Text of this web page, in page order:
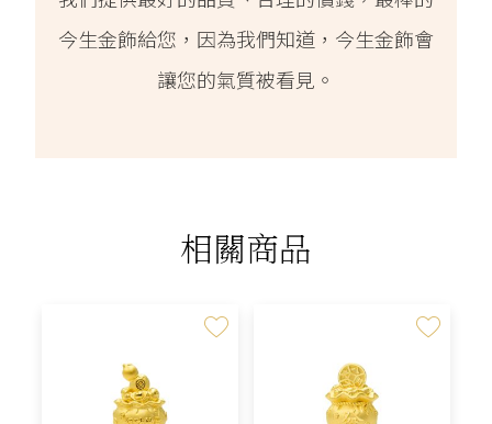
今生金飾給您，因為我們知道，今生金飾會
讓您的氣質被看見。
相關商品